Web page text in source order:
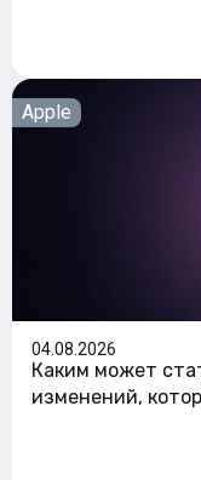
Apple
04.08.2026
Каким может
изменений,